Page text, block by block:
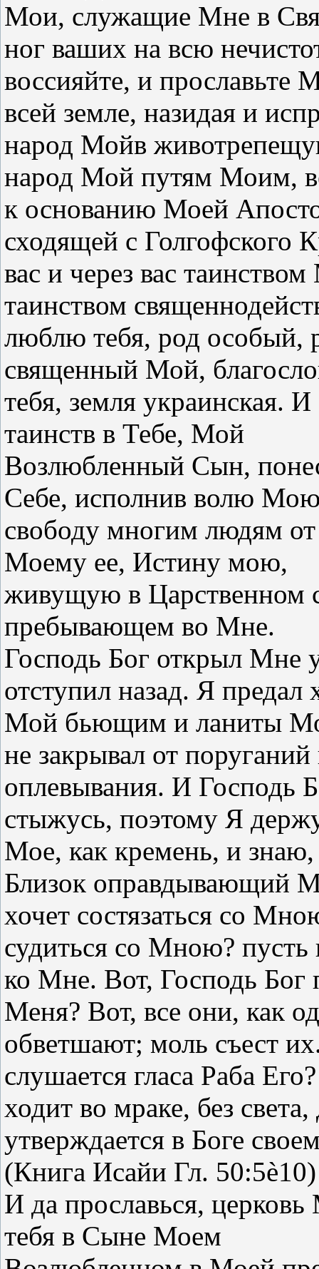
Мои, служащие Мне в
ног ваших на всю
воссияйте, и прославьте
всей земле, назидая и
народ Мойв
народ Мой путям Моим,
к основанию Моей
сходящей с Голгофского
вас и через вас
таинством
люблю тебя, род особый,
священный Мой,
тебя, земля украинская.
таинств в Тебе, Мой
Возлюбленный Сын,
Себе, исполнив волю
свободу многим людям от
Моему ее, Истину мою,
живущую в Царственном
пребывающем во Мне.
Господь Бог открыл Мне
отступил назад. Я предал
Мой бьющим и ланиты
не закрывал от поруганий
оплевывания. И Господь
стыжусь, поэтому Я
Мое, как кремень, и знаю,
Близок оправдывающий
хочет состязаться со
судиться со Мною? пусть
ко Мне. Вот, Господь Бог
Меня? Вот, все они, как
обветшают; моль съест
слушается гласа Раба
ходит во мраке, без
утверждается в Боге
(Книга Исайи Гл. 50:5è10)
И да прославься,
тебя в Сыне Моем